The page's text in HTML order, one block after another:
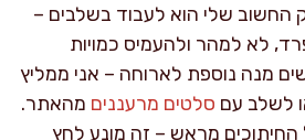
החשוב שלי הוא לעבוד בשלבים –
לא למהר ולהעמיס כמויות
מנה נוספת לארוחה – אני ממליץ
לשלב עם סלטים מרעננים מהאתר.
החיתוכים מראש – זה מונע לחץ